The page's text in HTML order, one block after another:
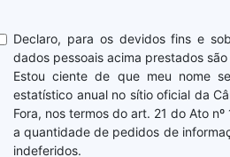
Declaro, para os devidos fins e
dados pessoais acima prestados
Estou ciente de que meu nome
estatístico anual no sítio oficial da
Fora, nos termos do art. 21 do Ato
a quantidade de pedidos de
indeferidos.